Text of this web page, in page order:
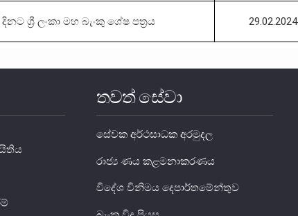
දිනට ශ්‍රී ලංකා මහ බැංකු ශේෂ පත්‍රය 29.02.2024
තවත් සේවා
සේවක අර්ථසාධක අරමුදල
රාජ්‍ය ණය කළමනාකරණය
විදේශ විනිමය දෙපාර්තමේන්තුව